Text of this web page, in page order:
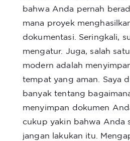
bahwa Anda pernah
mana proyek
dokumentasi. Seringkali,
mengatur. Juga, salah
modern adalah
tempat yang aman. Saya
banyak tentang
menyimpan dokumen
cukup yakin bahwa Anda
jangan lakukan itu.